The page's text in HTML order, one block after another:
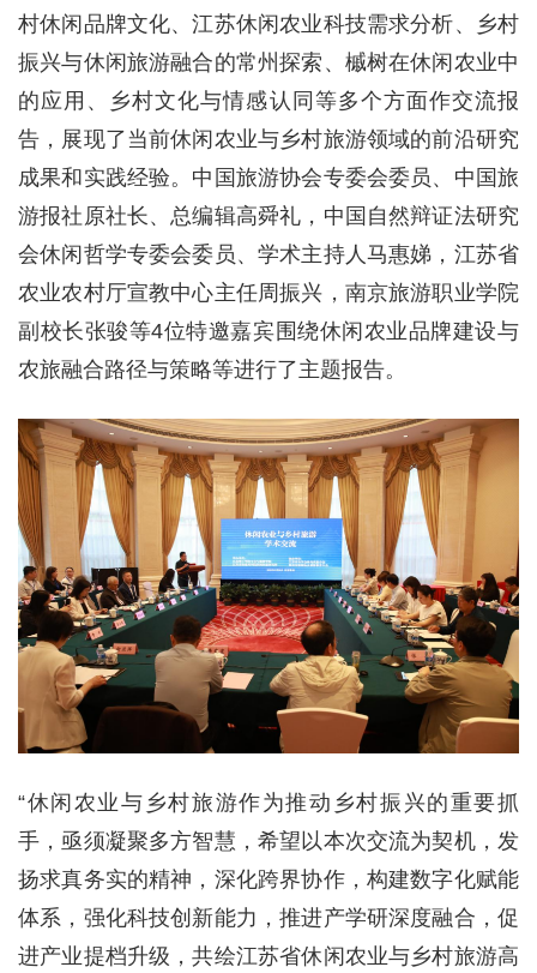
村休闲品牌文化、江苏休闲农业科技需求分析、乡村
振兴与休闲旅游融合的常州探索、槭树在休闲农业中
的应用、乡村文化与情感认同等多个方面作交流报
告，展现了当前休闲农业与乡村旅游领域的前沿研究
成果和实践经验。中国旅游协会专委会委员、中国旅
游报社原社长、总编辑高舜礼，中国自然辩证法研究
会休闲哲学专委会委员、学术主持人马惠娣，江苏省
农业农村厅宣教中心主任周振兴，南京旅游职业学院
副校长张骏等4位特邀嘉宾围绕休闲农业品牌建设与
农旅融合路径与策略等进行了主题报告。
“休闲农业与乡村旅游作为推动乡村振兴的重要抓
手，亟须凝聚多方智慧，希望以本次交流为契机，发
扬求真务实的精神，深化跨界协作，构建数字化赋能
体系，强化科技创新能力，推进产学研深度融合，促
进产业提档升级，共绘江苏省休闲农业与乡村旅游高